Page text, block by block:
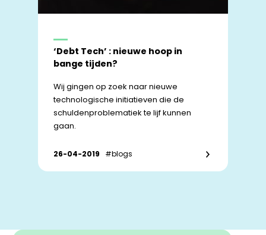
‘Debt Tech’ : nieuwe hoop in
bange tijden?
Wij gingen op zoek naar nieuwe
technologische initiatieven die de
schuldenproblematiek te lijf kunnen
gaan.
26-04-2019 #blogs